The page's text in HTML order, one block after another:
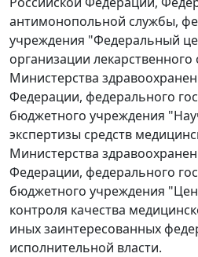
антимонопольной службы,
учреждения "Федеральный
организации
Министерства
Федерации, федерального
бюджетного учреждения
экспертизы средств
Министерства
Федерации, федерального
бюджетного учреждения
контроля качества
иных заинтересованных
исполнительной власти.